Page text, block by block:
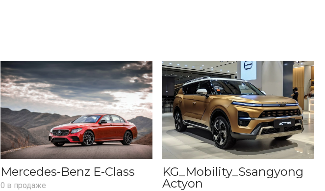
Mercedes-Benz E-Class
0 в продаже
KG_Mobility_Ssangyong
Actyon